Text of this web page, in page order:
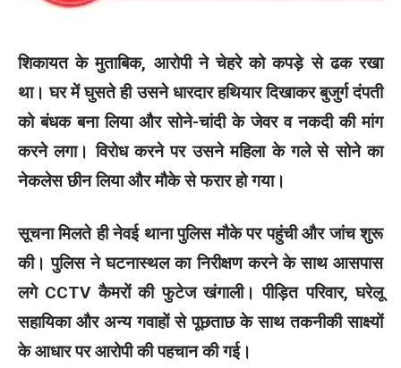
शिकायत के मुताबिक, आरोपी ने चेहरे को कपड़े से ढक रखा
था। घर में घुसते ही उसने धारदार हथियार दिखाकर बुजुर्ग दंपती
को बंधक बना लिया और सोने-चांदी के जेवर व नकदी की मांग
करने लगा। विरोध करने पर उसने महिला के गले से सोने का
नेकलेस छीन लिया और मौके से फरार हो गया।
सूचना मिलते ही नेवई थाना पुलिस मौके पर पहुंची और जांच शुरू
की। पुलिस ने घटनास्थल का निरीक्षण करने के साथ आसपास
लगे CCTV कैमरों की फुटेज खंगाली। पीड़ित परिवार, घरेलू
सहायिका और अन्य गवाहों से पूछताछ के साथ तकनीकी साक्ष्यों
के आधार पर आरोपी की पहचान की गई।